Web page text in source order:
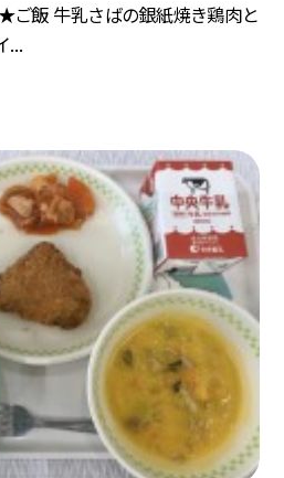
牛乳さばの銀紙焼き鶏肉と
...